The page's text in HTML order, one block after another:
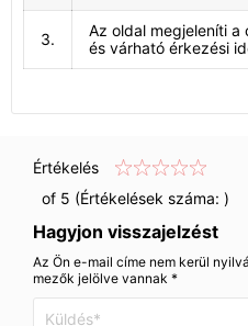
3.
Az oldal megjeleníti
és várható érkezési
Értékelés
of 5 (Értékelések száma: )
Hagyjon visszajelzést
Az Ön e-mail címe nem kerül
mezők jelölve vannak *